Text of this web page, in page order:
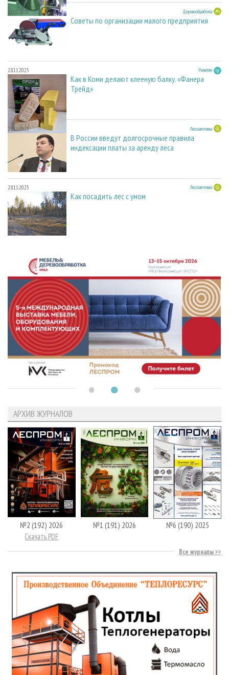
23.03.2026 Деревообработка
Советы по организации малого предприятия
28.11.2025 Развитие
Как в Коми делают клееную балку. «Фанера
Трейд»
28.11.2025 Лесозаготовка
В России введут долгосрочные правила
индексации платы за аренду леса
28.11.2025 Лесозаготовка
Как посадить лес с умом
АРХИВ ЖУРНАЛОВ
№2 (192) 2026
Скачать PDF
№1 (191) 2026 №6 (190) 2025
Все журналы